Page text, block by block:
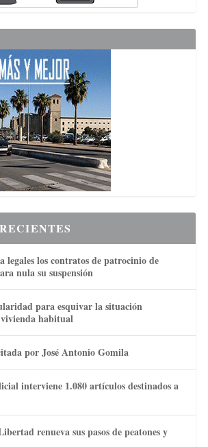
legales los contratos de patrocinio de
nula su suspensión
para esquivar la situación
habitual
por José Antonio Gomila
interviene 1.080 artículos destinados a
renueva sus pasos de peatones y